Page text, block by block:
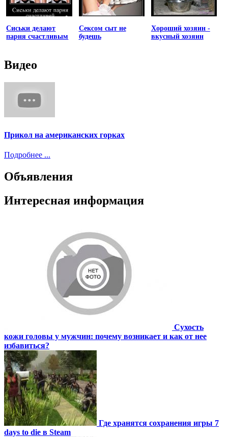
Сиськи делают
парня счастливым
Сексом сыт не
будешь
Хороший хозяин -
вкусный хозяин
Видео
Прикол на американских горках
Подробнее ...
Объявления
Интересная информация
Сухость
кожи головы у мужчин: почему возникает и как от нее
избавиться?
Где хранятся сохранения игры 7
days to die в Steam